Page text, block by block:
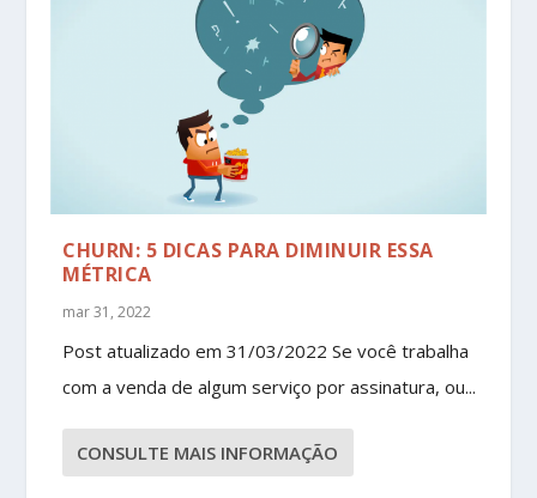
CHURN: 5 DICAS PARA DIMINUIR ESSA
MÉTRICA
mar 31, 2022
Post atualizado em 31/03/2022 Se você trabalha
com a venda de algum serviço por assinatura, ou...
CONSULTE MAIS INFORMAÇÃO